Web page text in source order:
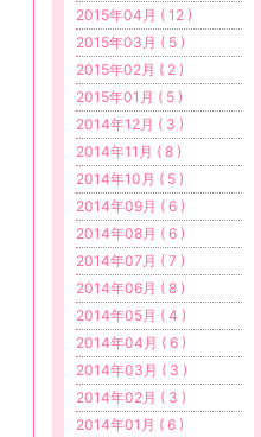
2015年04月 ( 12 )
2015年03月 ( 5 )
2015年02月 ( 2 )
2015年01月 ( 5 )
2014年12月 ( 3 )
2014年11月 ( 8 )
2014年10月 ( 5 )
2014年09月 ( 6 )
2014年08月 ( 6 )
2014年07月 ( 7 )
2014年06月 ( 8 )
2014年05月 ( 4 )
2014年04月 ( 6 )
2014年03月 ( 3 )
2014年02月 ( 3 )
2014年01月 ( 6 )